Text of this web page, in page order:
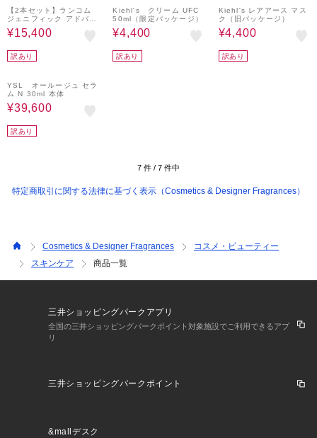
【2本セット】ランコム
ジェニフィック アドバン
スト N 30ｍl（リニュー
アル前製品）
¥15,400
訳あり
Kiehl's クリーム UFC
50ml（限定パッケージ）
¥4,400
訳あり
Kiehl's レアアース マス
ク（旧パッケージ）
¥4,400
訳あり
YSL オールージュ セラ
ム N 30ml 本体
¥39,600
訳あり
7 件 / 7 件中
特定商取引に関する法律に基づく表示（Cosmetics & Designer Fragrances）
Cosmetics & Designer Fragrances
コスメ・ビューティー
スキンケア
商品一覧
三井ショッピングパークアプリ
全国の三井ショッピングパークポイント対象施設でご利用できるアプ
リ
三井ショッピングパークポイント
&mallデスク